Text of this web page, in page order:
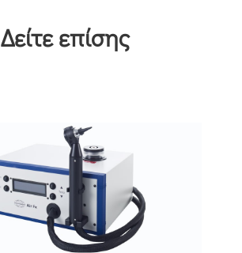
Δείτε επίσης